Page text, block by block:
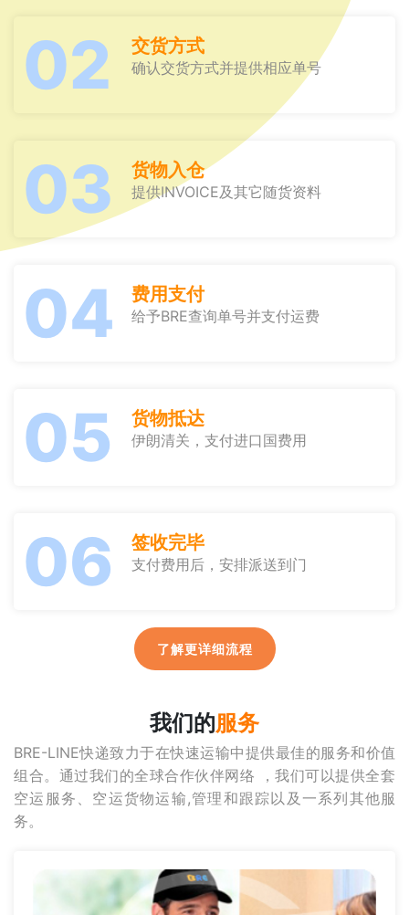
02 交货方式
确认交货方式并提供相应单号
03 货物入仓
提供INVOICE及其它随货资料
04 费用支付
给予BRE查询单号并支付运费
05 货物抵达
伊朗清关，支付进口国费用
06 签收完毕
支付费用后，安排派送到门
了解更详细流程
我们的服务
BRE-LINE快递致力于在快速运输中提供最佳的服务和价值
组合。通过我们的全球合作伙伴网络 ，我们可以提供全套
空运服务、空运货物运输,管理和跟踪以及一系列其他服
务。